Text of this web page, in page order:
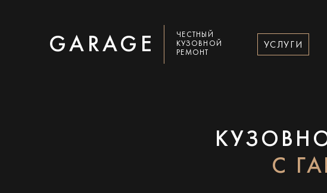
GARAGE
ЧЕСТНЫЙ
КУЗОВНОЙ
РЕМОНТ
УСЛУГИ
С